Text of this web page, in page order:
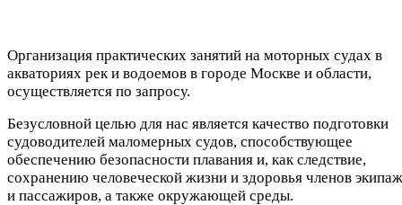
Организация практических занятий на моторных судах в
акваториях рек и водоемов в городе Москве и области,
осуществляется по запросу.
Безусловной целью для нас является качество подготовки
судоводителей маломерных судов, способствующее
обеспечению безопасности плавания и, как следствие,
сохранению человеческой жизни и здоровья членов
и пассажиров, а также окружающей среды.